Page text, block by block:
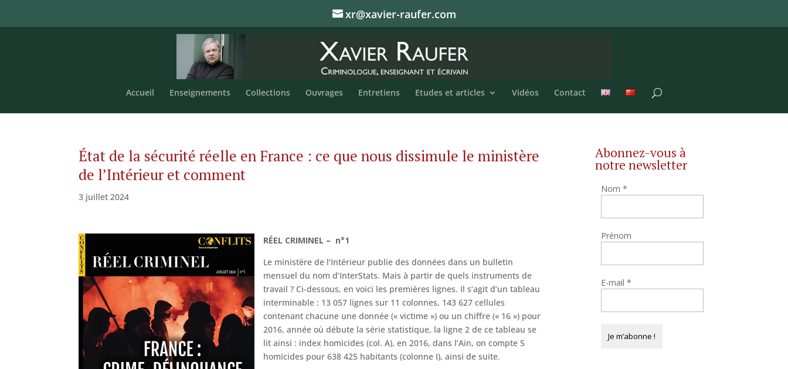
xr@xavier-raufer.com
Accueil Enseignements Collections Ouvrages Entretiens Etudes et articles Vidéos Contact
État de la sécurité réelle en France : ce que nous dissimule le ministère
de l’Intérieur et comment
3 juillet 2024
RÉEL CRIMINEL – n°1
Le ministère de l’Intérieur publie des données dans un bulletin
mensuel du nom d’InterStats. Mais à partir de quels instruments de
travail ? Ci-dessous, en voici les premières lignes. Il s’agit d’un tableau
interminable : 13 057 lignes sur 11 colonnes, 143 627 cellules
contenant chacune une donnée (« victime ») ou un chiffre (« 16 ») pour
2016, année où débute la série statistique, la ligne 2 de ce tableau se
lit ainsi : index homicides (col. A), en 2016, dans l’Ain, on compte 5
homicides pour 638 425 habitants (colonne I), ainsi de suite.
Abonnez-vous à
notre newsletter
Nom*
Prénom
E-mail*